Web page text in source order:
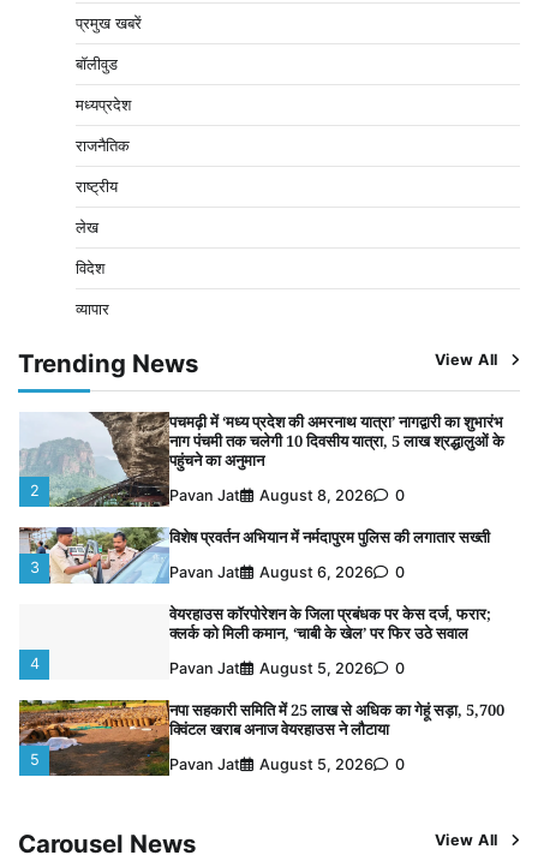
प्रमुख खबरें
बॉलीवुड
मध्यप्रदेश
राजनैतिक
राष्ट्रीय
लेख
विदेश
व्यापार
Trending News View All
वेयरहाउस कॉरपोरेशन के जिला प्रबंधक पर केस दर्ज, फरार;
क्विंटल खराब अनाज वेयरहाउस ने लौटाया
1
2
पचमढ़ी में ‘मध्य प्रदेश की अमरनाथ यात्रा’ नागद्वारी का शुभारंभ
नाग पंचमी तक चलेगी 10 दिवसीय यात्रा, 5 लाख श्रद्धालुओं के
पहुंचने का अनुमान
Pavan Jat August 8, 2026 0
3
विशेष प्रवर्तन अभियान में नर्मदापुरम पुलिस की लगातार सख्ती
Pavan Jat August 6, 2026 0
4
वेयरहाउस कॉरपोरेशन के जिला प्रबंधक पर केस दर्ज, फरार;
क्लर्क को मिली कमान, ‘चाबी के खेल’ पर फिर उठे सवाल
Pavan Jat August 5, 2026 0
5
नपा सहकारी समिति में 25 लाख से अधिक का गेहूं सड़ा, 5,700
क्विंटल खराब अनाज वेयरहाउस ने लौटाया
Pavan Jat August 5, 2026 0
1 Pavan Jat
Carousel News View All